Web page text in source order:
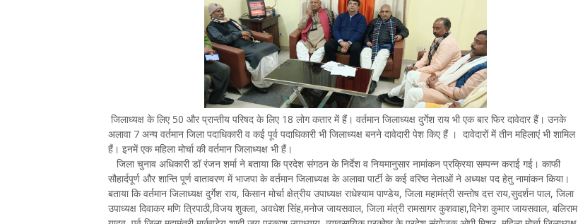
जिलाध्यक्ष के लिए 50 और प्रान्तीय परिषद के लिए 18 लोग कतार में हैं। वर्तमान जिलाध्यक्ष दुर्गेश राय भी एक बार फिर दावेदार हैं। उनके
अलावा 7 अन्य वर्तमान जिला पदाधिकारी व कई पूर्व पदाधिकारी भी जिलाध्यक्ष बनने दावेदारी पेश किए हैं । दावेदारों में तीन महिलाएं भी शामिल
हैं। इनमें एक महिला मोर्चा की वर्तमान जिलाध्यक्ष भी हैं।
जिला चुनाव अधिकारी डॉ रंजन शर्मा ने बताया कि प्रदेश संगठन के निर्देश व नियमानुसार नामांकन प्रक्रिया सम्पन्न कराई गई। काफी
सौहार्दपूर्ण और शान्ति पूर्ण वातावरण में भाजपा के वर्तमान जिलाध्यक्ष के अलावा पार्टी के कई वरिष्ठ नेताओं ने अध्यक्ष पद हेतु नामांकन किया।
बताया कि वर्तमान जिलाध्यक्ष दुर्गेश राय, किसान मोर्चा क्षेत्रीय उपाध्यक्ष राधेश्याम पाण्डेय, जिला महामंत्री सन्तोष दत्त राय,सुदर्शन पाल, जिला
उपाध्यक्ष दिवाकर मणि त्रिपाठी,विजय शुक्ला, अवधेश सिंह,मनोज जायसवाल, जिला मंत्री रामसागर कुशवाहा,दिनेश कुमार जायसवाल, बलिराम